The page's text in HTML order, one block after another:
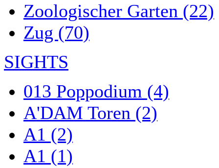
Zoologischer Garten (22)
Zug (70)
SIGHTS
013 Poppodium (4)
A'DAM Toren (2)
A1 (2)
A1 (1)